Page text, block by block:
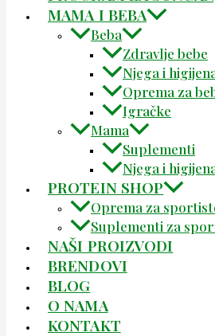
MAMA I BEBA
Beba
Zdravlje bebe
Njega i
Oprema za
Igračke
Mama
Suplementi
Njega i
PROTEIN SHOP
Oprema za
Suplementi za
NAŠI PROIZVODI
BRENDOVI
BLOG
O NAMA
KONTAKT